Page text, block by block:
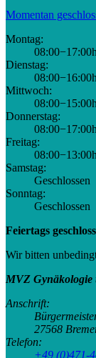
Momentan
Montag:
08:00−17:00h
Dienstag:
08:00−16:00h
Mittwoch:
08:00−15:00h
Donnerstag:
08:00−17:00h
Freitag:
08:00−13:00h
Samstag:
Geschlossen
Sonntag:
Geschlossen
Feiertags
Wir bitten
MVZ Gynäkologie
Anschrift:
27568
Telefon:
+49 (0)471-